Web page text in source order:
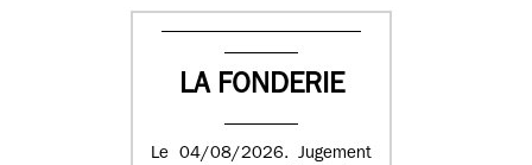
LA FONDERIE
Le 04/08/2026. Jugement